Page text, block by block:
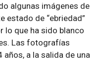
algunas imágenes de
estado de “ebriedad”
lo que ha sido blanco
Las fotografías
años, a la salida de una